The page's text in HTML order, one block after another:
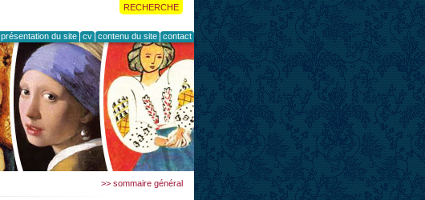
RECHERCHE
présentation du site cv contenu du site contact
>> sommaire général